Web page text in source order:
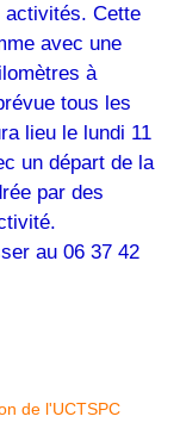
activités. Cette
avec une
à
tous les
lieu le lundi 11
un départ de la
par des
au 06 37 42